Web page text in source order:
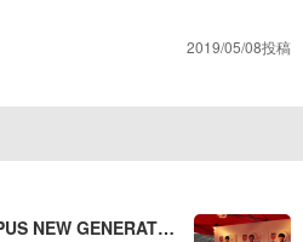
2019/05/08投稿
NEW GENERAT…